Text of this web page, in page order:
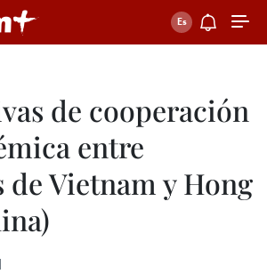
de cooperación
entre
de Vietnam y Hong